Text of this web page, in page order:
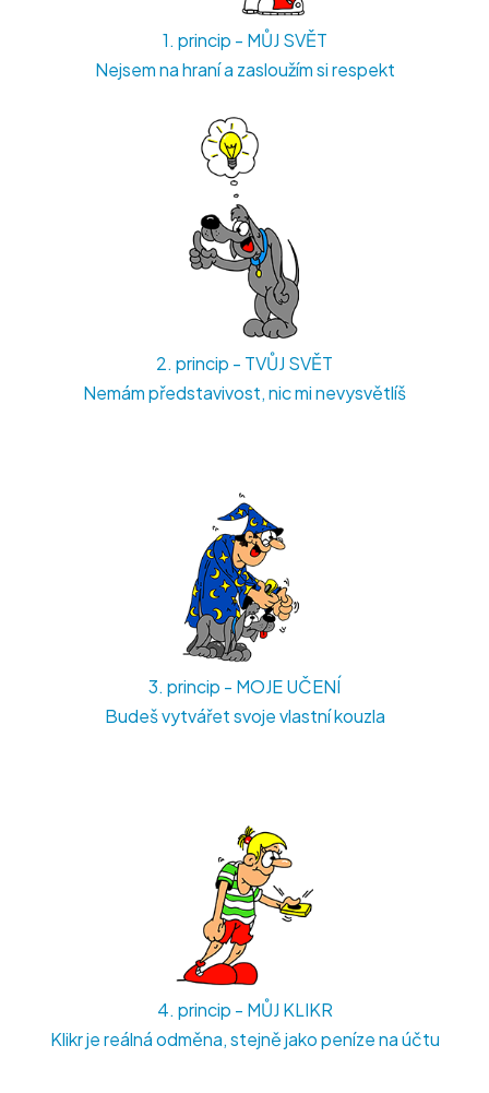
1. princip - MŮJ SVĚT
Nejsem na hraní a zasloužím si respekt
2. princip - TVŮJ SVĚT
Nemám představivost, nic mi nevysvětlíš
3. princip - MOJE UČENÍ
Budeš vytvářet svoje vlastní kouzla
4. princip - MŮJ KLIKR
Klikr je reálná odměna, stejně jako peníze na účtu